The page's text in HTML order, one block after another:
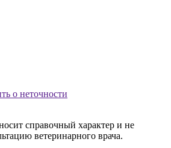
о неточности
справочный характер и не
ветеринарного врача.